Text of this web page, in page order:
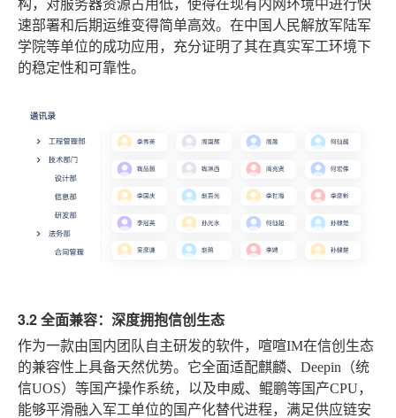
构，对服务器资源占用低，使得在现有内网环境中进行快
速部署和后期运维变得简单高效。在中国人民解放军陆军
学院等单位的成功应用，充分证明了其在真实军工环境下
的稳定性和可靠性。
3.2 全面兼容：深度拥抱信创生态
作为一款由国内团队自主研发的软件，喧喧IM在信创生态
的兼容性上具备天然优势。它全面适配麒麟、Deepin（统
信UOS）等国产操作系统，以及申威、鲲鹏等国产CPU，
能够平滑融入军工单位的国产化替代进程，满足供应链安